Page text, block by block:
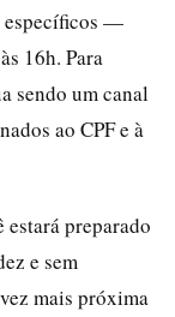
específicos —
16h. Para
sendo um canal
ao CPF e à
estará preparado
e sem
mais próxima